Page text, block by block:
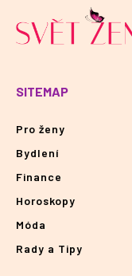
SITEMAP
Pro ženy
Bydlení
Finance
Horoskopy
Móda
Rady a Tipy